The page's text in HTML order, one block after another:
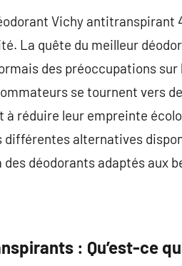
Vichy antitranspirant
La quête du meilleur
des préoccupations
se tournent vers
réduire leur empreinte
alternatives
déodorants adaptés aux
: Qu’est-ce